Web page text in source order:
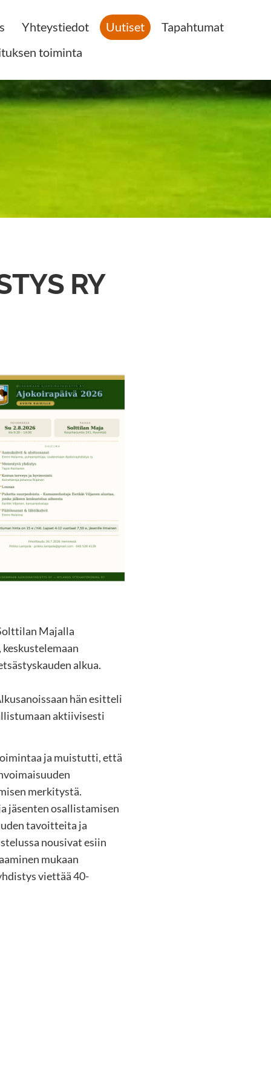
Yhteystiedot Uutiset
Tapahtumat
toiminta
RY
Majalla
alkua.
hän esitteli
aktiivisesti
ja muistutti, että
merkitystä.
jäsenten osallistamisen
tavoitteita ja
nousivat esiin
mukaan
viettää 40-